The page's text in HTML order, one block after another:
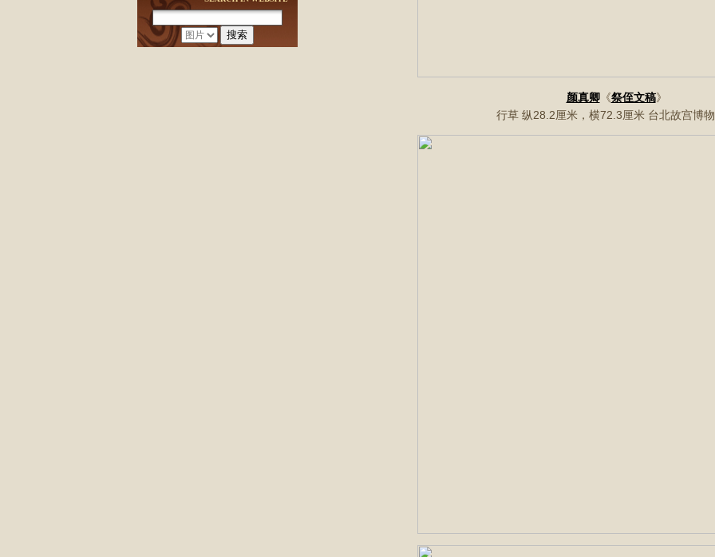
颜真卿《祭侄文稿》
行草 纵28.2厘米，横72.3厘米 台北故宫博